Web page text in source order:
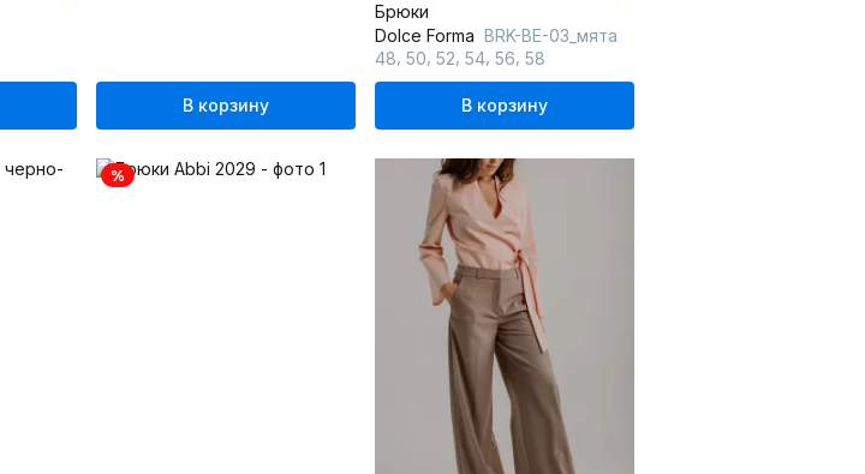
В корзину
Брюки
Dolce Forma BRK-BE-03_мята
48 50 52 54 56 58
В корзину
%